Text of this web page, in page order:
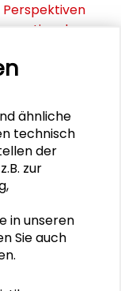
des
ähnliche
technisch
der
zur
in unseren
Sie auch